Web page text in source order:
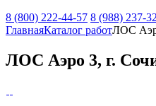
8 (800) 222-44-57 8 (988) 237-
ГлавнаяКаталог работЛОС
ЛОС Аэро 3, г.